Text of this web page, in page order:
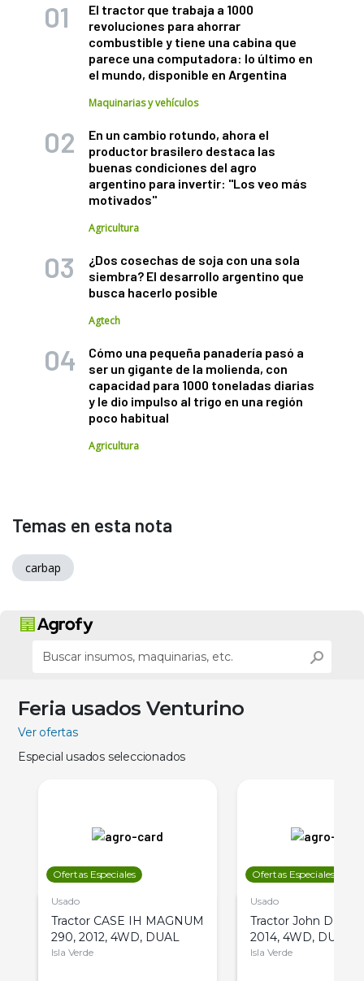
El tractor que trabaja a 1000
revoluciones para ahorrar
combustible y tiene una cabina que
parece una computadora: lo último en
el mundo, disponible en Argentina
Maquinarias y vehículos
En un cambio rotundo, ahora el
productor brasilero destaca las
buenas condiciones del agro
argentino para invertir: "Los veo más
motivados"
Agricultura
¿Dos cosechas de soja con una sola
siembra? El desarrollo argentino que
busca hacerlo posible
Agtech
Cómo una pequeña panadería pasó a
ser un gigante de la molienda, con
capacidad para 1000 toneladas diarias
y le dio impulso al trigo en una región
poco habitual
Agricultura
Temas en esta nota
carbap
Feria usados Venturino
Ver ofertas
Especial usados seleccionados
Ofertas Especiales
Usado
Tractor CASE IH MAGNUM
290, 2012, 4WD, DUAL
Isla Verde
Ofertas Especiales
Usado
Tractor John Deere
2014, 4WD, DUAL
Isla Verde